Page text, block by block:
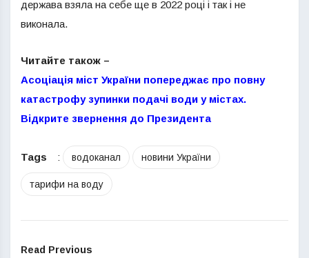
держава взяла на себе ще в 2022 році і так і не
виконала.
Читайте також –
Асоціація міст України попереджає про повну
катастрофу зупинки подачі води у містах.
Відкрите звернення до Президента
Tags : водоканал новини України
тарифи на воду
Read Previous